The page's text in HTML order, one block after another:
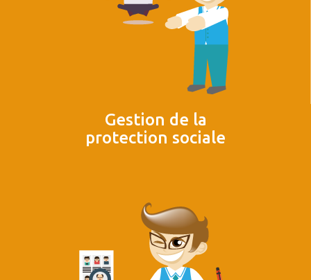
Gestion de la
protection sociale